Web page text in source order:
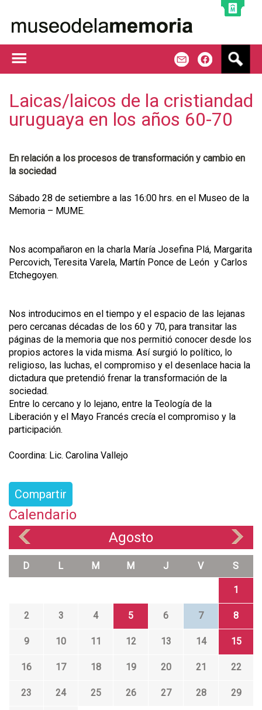
Laicas/laicos de la cristiandad
uruguaya en los años 60-70
En relación a los procesos de transformación y cambio en
la sociedad
Sábado 28 de setiembre a las 16:00 hrs. en el Museo de la
Memoria – MUME.
Nos acompañaron en la charla María Josefina Plá, Margarita
Percovich, Teresita Varela, Martín Ponce de León y Carlos
Etchegoyen.
Nos introducimos en el tiempo y el espacio de las lejanas
pero cercanas décadas de los 60 y 70, para transitar las
páginas de la memoria que nos permitió conocer desde los
propios actores la vida misma. Así surgió lo político, lo
religioso, las luchas, el compromiso y el desenlace hacia la
dictadura que pretendió frenar la transformación de la
sociedad.
Entre lo cercano y lo lejano, entre la Teología de la
Liberación y el Mayo Francés crecía el compromiso y la
participación.
Coordina: Lic. Carolina Vallejo
Compartir
Calendario
Agosto
D L M M J V S
1
2 3 4 5 6 7 8
9 10 11 12 13 14 15
16 17 18 19 20 21 22
23 24 25 26 27 28 29
s
a
r